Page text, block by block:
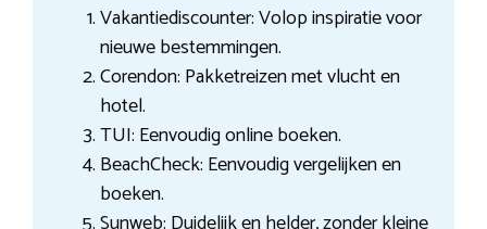
Vakantiediscounter: Volop inspiratie voor
nieuwe bestemmingen.
Corendon: Pakketreizen met vlucht en
hotel.
TUI: Eenvoudig online boeken.
BeachCheck: Eenvoudig vergelijken en
boeken.